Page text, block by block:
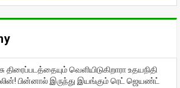
திரைப்படத்தையும் வெளியிடுகிறாரா உதயநிதி
பின்னால் இருந்து இயங்கும் ரெட் ஜெயண்ட்